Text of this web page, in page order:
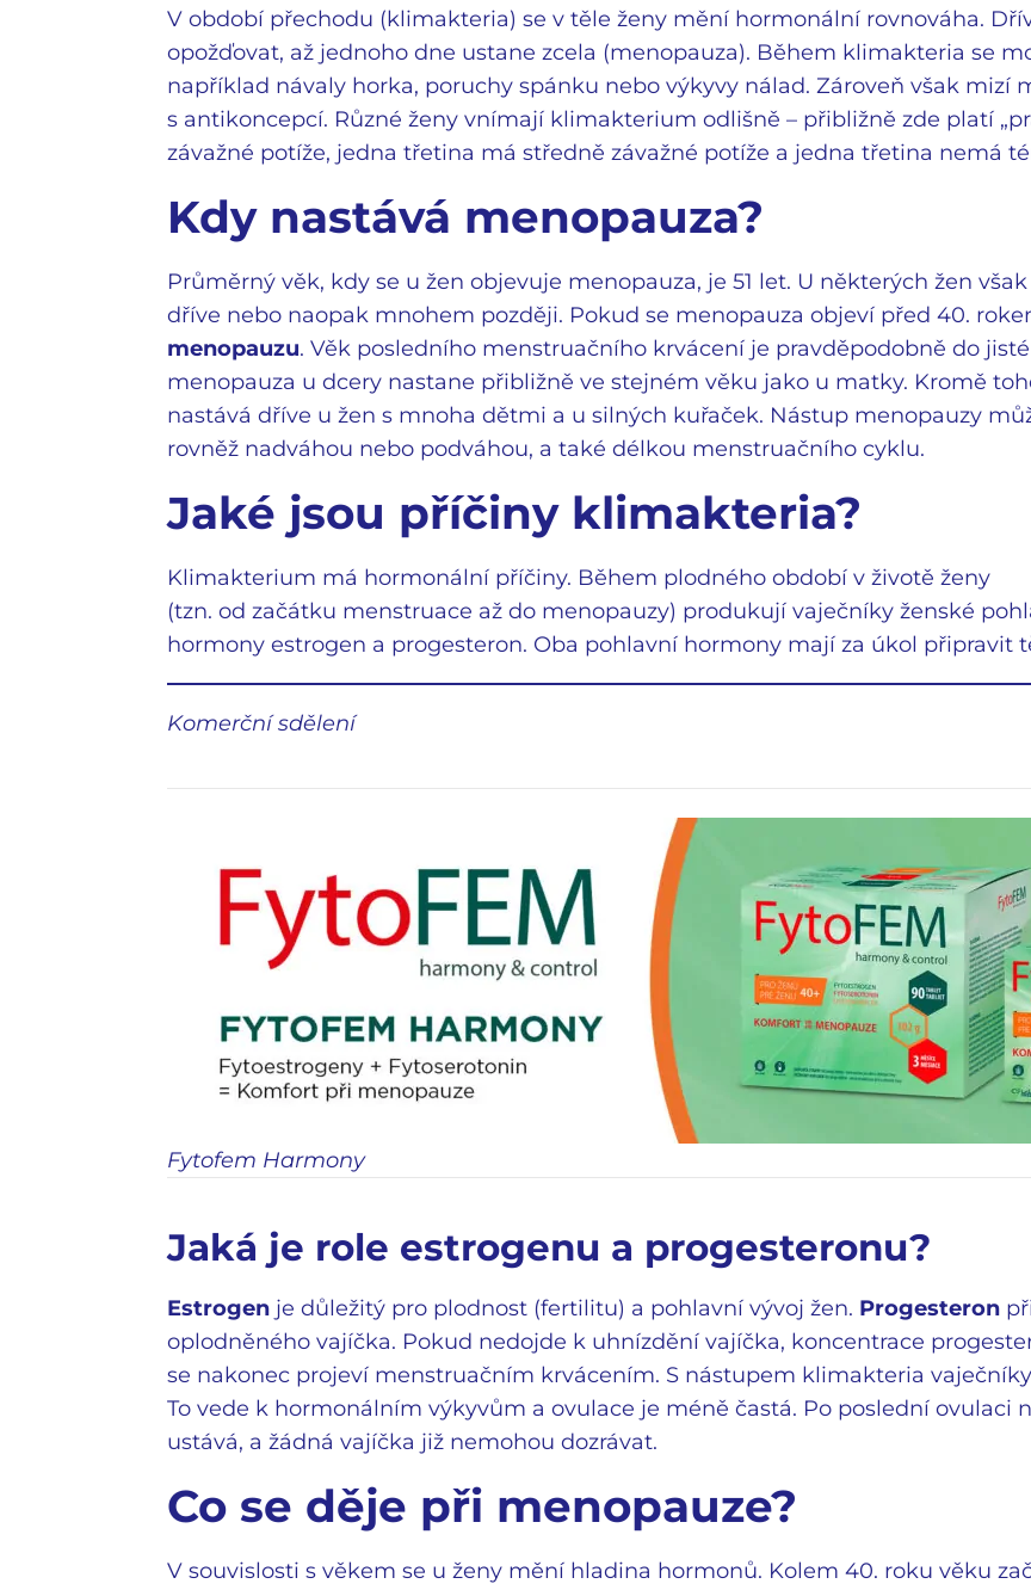
V období přechodu (klimakteria) se v těle ženy mění hormonální rovnováha.
opožďovat, až jednoho dne ustane zcela (menopauza). Během klimakteria se
například návaly horka, poruchy spánku nebo výkyvy nálad. Zároveň však mizí
s antikoncepcí. Různé ženy vnímají klimakterium odlišně – přibližně zde platí
závažné potíže, jedna třetina má středně závažné potíže a jedna třetina nemá
Kdy nastává menopauza?
Průměrný věk, kdy se u žen objevuje menopauza, je 51 let. U některých žen
dříve nebo naopak mnohem později. Pokud se menopauza objeví před 40.
menopauzu. Věk posledního menstruačního krvácení je pravděpodobně do
menopauza u dcery nastane přibližně ve stejném věku jako u matky. Kromě
nastává dříve u žen s mnoha dětmi a u silných kuřaček. Nástup menopauzy
rovněž nadváhou nebo podváhou, a také délkou menstruačního cyklu.
Jaké jsou příčiny klimakteria?
Klimakterium má hormonální příčiny. Během plodného období v životě ženy
(tzn. od začátku menstruace až do menopauzy) produkují vaječníky ženské
hormony estrogen a progesteron. Oba pohlavní hormony mají za úkol připravit
Komerční sdělení
Fytofem Harmony
Jaká je role estrogenu a progesteronu?
Estrogen je důležitý pro plodnost (fertilitu) a pohlavní vývoj žen. Progesteron
oplodněného vajíčka. Pokud nedojde k uhnízdění vajíčka, koncentrace
se nakonec projeví menstruačním krvácením. S nástupem klimakteria
To vede k hormonálním výkyvům a ovulace je méně častá. Po poslední ovulaci
ustává, a žádná vajíčka již nemohou dozrávat.
Co se děje při menopauze?
V souvislosti s věkem se u ženy mění hladina hormonů. Kolem 40. roku věku